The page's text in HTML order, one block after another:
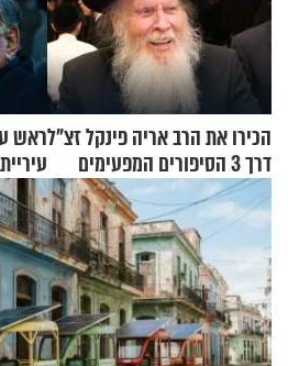
הכירו את הרב אריה פינקל זצ"ל
דרך 3 הסיפורים המפעימים
האלה
ראש
ברית